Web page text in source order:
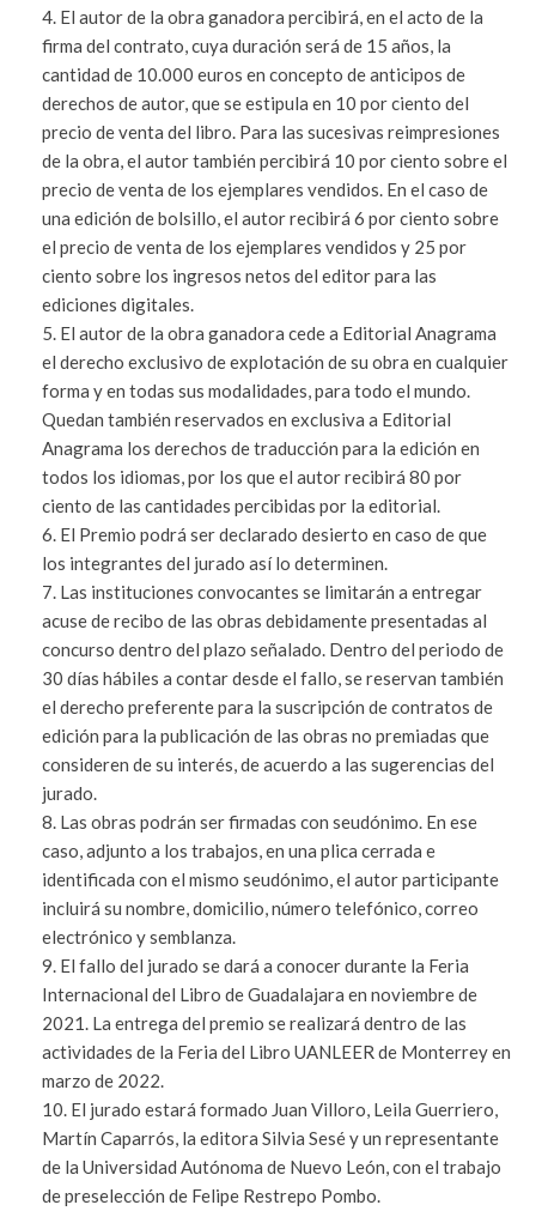
El autor de la obra ganadora percibirá, en el acto de la
firma del contrato, cuya duración será de 15 años, la
cantidad de 10.000 euros en concepto de anticipos de
derechos de autor, que se estipula en 10 por ciento del
precio de venta del libro. Para las sucesivas reimpresiones
de la obra, el autor también percibirá 10 por ciento sobre el
precio de venta de los ejemplares vendidos. En el caso de
una edición de bolsillo, el autor recibirá 6 por ciento sobre
el precio de venta de los ejemplares vendidos y 25 por
ciento sobre los ingresos netos del editor para las
ediciones digitales.
El autor de la obra ganadora cede a Editorial Anagrama
el derecho exclusivo de explotación de su obra en cualquier
forma y en todas sus modalidades, para todo el mundo.
Quedan también reservados en exclusiva a Editorial
Anagrama los derechos de traducción para la edición en
todos los idiomas, por los que el autor recibirá 80 por
ciento de las cantidades percibidas por la editorial.
El Premio podrá ser declarado desierto en caso de que
los integrantes del jurado así lo determinen.
Las instituciones convocantes se limitarán a entregar
acuse de recibo de las obras debidamente presentadas al
concurso dentro del plazo señalado. Dentro del periodo de
30 días hábiles a contar desde el fallo, se reservan también
el derecho preferente para la suscripción de contratos de
edición para la publicación de las obras no premiadas que
consideren de su interés, de acuerdo a las sugerencias del
jurado.
Las obras podrán ser firmadas con seudónimo. En ese
caso, adjunto a los trabajos, en una plica cerrada e
identificada con el mismo seudónimo, el autor participante
incluirá su nombre, domicilio, número telefónico, correo
electrónico y semblanza.
El fallo del jurado se dará a conocer durante la Feria
Internacional del Libro de Guadalajara en noviembre de
2021. La entrega del premio se realizará dentro de las
actividades de la Feria del Libro UANLEER de Monterrey en
marzo de 2022.
El jurado estará formado Juan Villoro, Leila Guerriero,
Martín Caparrós, la editora Silvia Sesé y un representante
de la Universidad Autónoma de Nuevo León, con el trabajo
de preselección de Felipe Restrepo Pombo.